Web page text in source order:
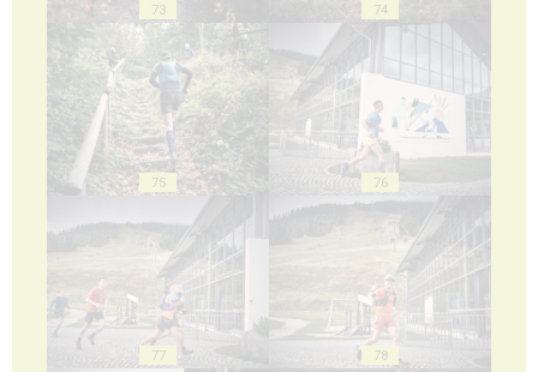
73 74
75 76
77 78